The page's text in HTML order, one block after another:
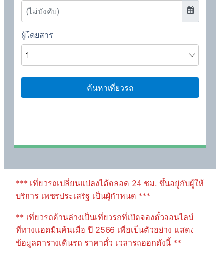
*** เที่ยวรถเปลี่ยนแปลงได้ตลอด 24 ชม. ขึ้นอยู่กับผู้ให้
บริการ เพชรประเสริฐ เป็นผู้กำหนด ***
** เที่ยวรถด้านล่างเป็นเที่ยวรถที่เปิดจองตั๋วออนไลน์
ที่ทางแอดมินค้นเมื่อ ปี 2566 เพื่อเป็นตัวอย่าง แสดง
ข้อมูลตารางเดินรถ ราคาตั๋ว เวลารถออกดังนี้ **